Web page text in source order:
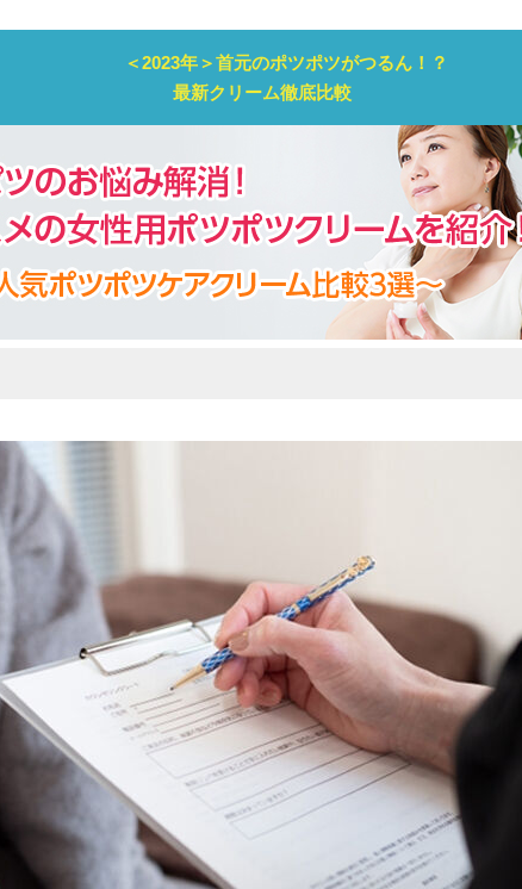
＜2023年＞首元のポツポツがつるん！？
最新クリーム徹底比較